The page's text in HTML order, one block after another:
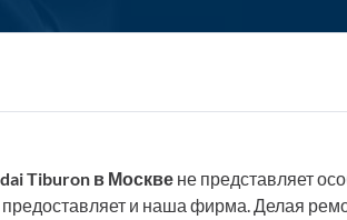
Tiburon в Москве не представляет
предоставляет и наша фирма. Делая